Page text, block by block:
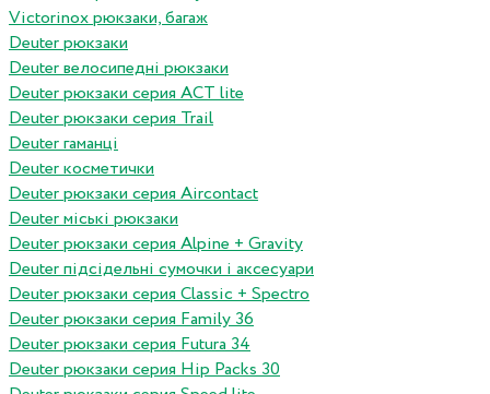
Victorinox рюкзаки, багаж
Deuter рюкзаки
Deuter велосипедні рюкзаки
Deuter рюкзаки серия ACT lite
Deuter рюкзаки серия Trail
Deuter гаманці
Deuter косметички
Deuter рюкзаки серия Aircontact
Deuter міські рюкзаки
Deuter рюкзаки серия Alpine + Gravity
Deuter підсідельні сумочки і аксесуари
Deuter рюкзаки серия Classic + Spectro
Deuter рюкзаки серия Family 36
Deuter рюкзаки серия Futura 34
Deuter рюкзаки серия Hip Packs 30